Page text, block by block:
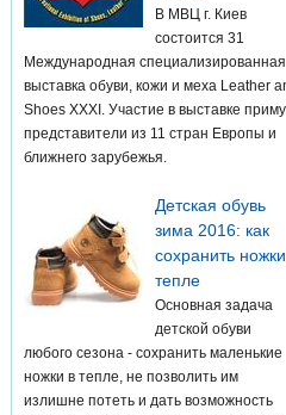
В МВЦ г. Киев
состоится 31
Международная специализированная
выставка обуви, кожи и меха Leather
Shoes XXXI. Участие в выставке
представители из 11 стран Европы и
ближнего зарубежья.
Детская обувь
зима 2016: как
сохранить
тепле
Основная задача
детской обуви
любого сезона - сохранить маленькие
ножки в тепле, не позволить им
излишне потеть и дать возможность